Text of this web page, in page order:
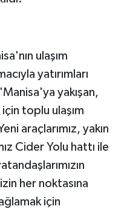
ulaşım
yatırımları
yakışan,
toplu ulaşım
araçlarımız, yakın
Cider Yolu hattı ile
her noktasına
için